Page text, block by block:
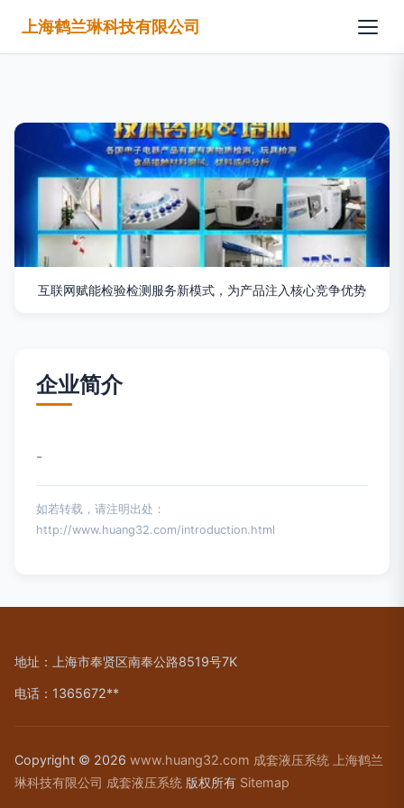
上海鹤兰琳科技有限公司
互联网赋能检验检测服务新模式，为产品注入核心竞争优势
企业简介
-
如若转载，请注明出处：
http://www.huang32.com/introduction.html
地址：上海市奉贤区南奉公路8519号7K
电话：1365672**
Copyright © 2026 www.huang32.com 成套液压系统 上海鹤兰
琳科技有限公司 成套液压系统 版权所有 Sitemap